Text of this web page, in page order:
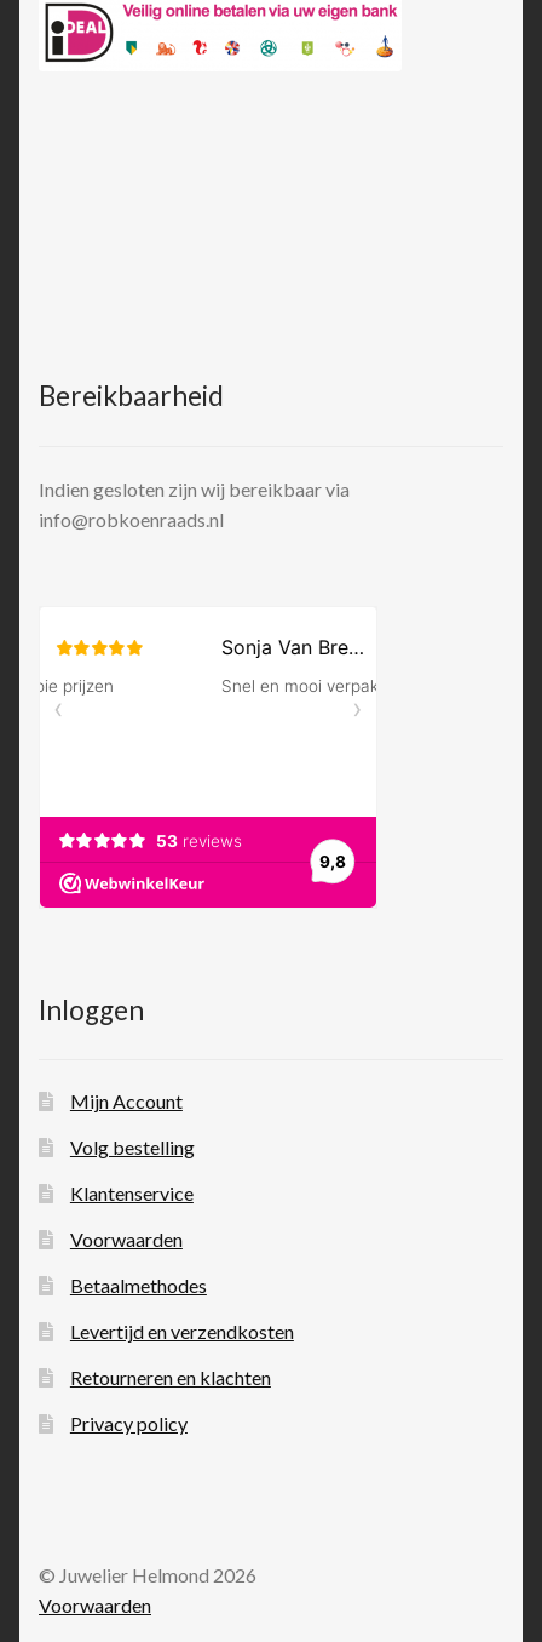
Bereikbaarheid
Indien gesloten zijn wij bereikbaar via
info@robkoenraads.nl
Inloggen
Mijn Account
Volg bestelling
Klantenservice
Voorwaarden
Betaalmethodes
Levertijd en verzendkosten
Retourneren en klachten
Privacy policy
© Juwelier Helmond 2026
Voorwaarden